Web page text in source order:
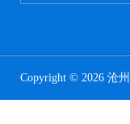
Copyright © 2026 沧